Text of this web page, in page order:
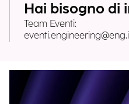
Hai bisogno di
Team Eventi: